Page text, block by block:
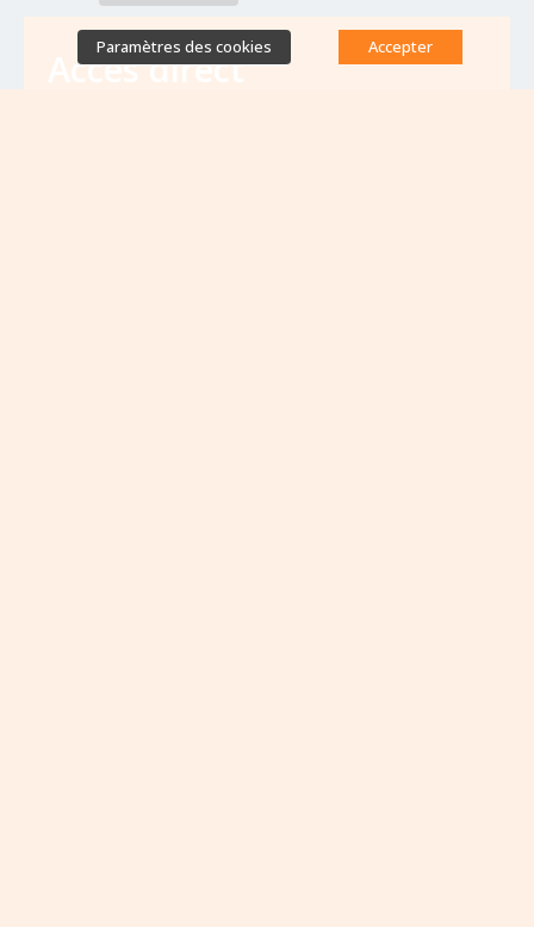
Accès direct
Paramètres des cookies Accepter